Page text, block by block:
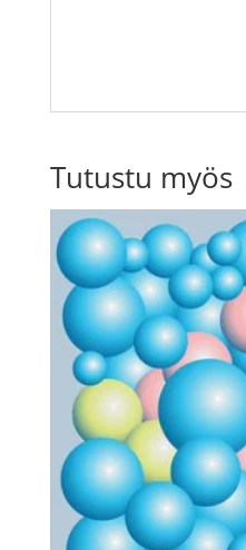
Tutustu myös